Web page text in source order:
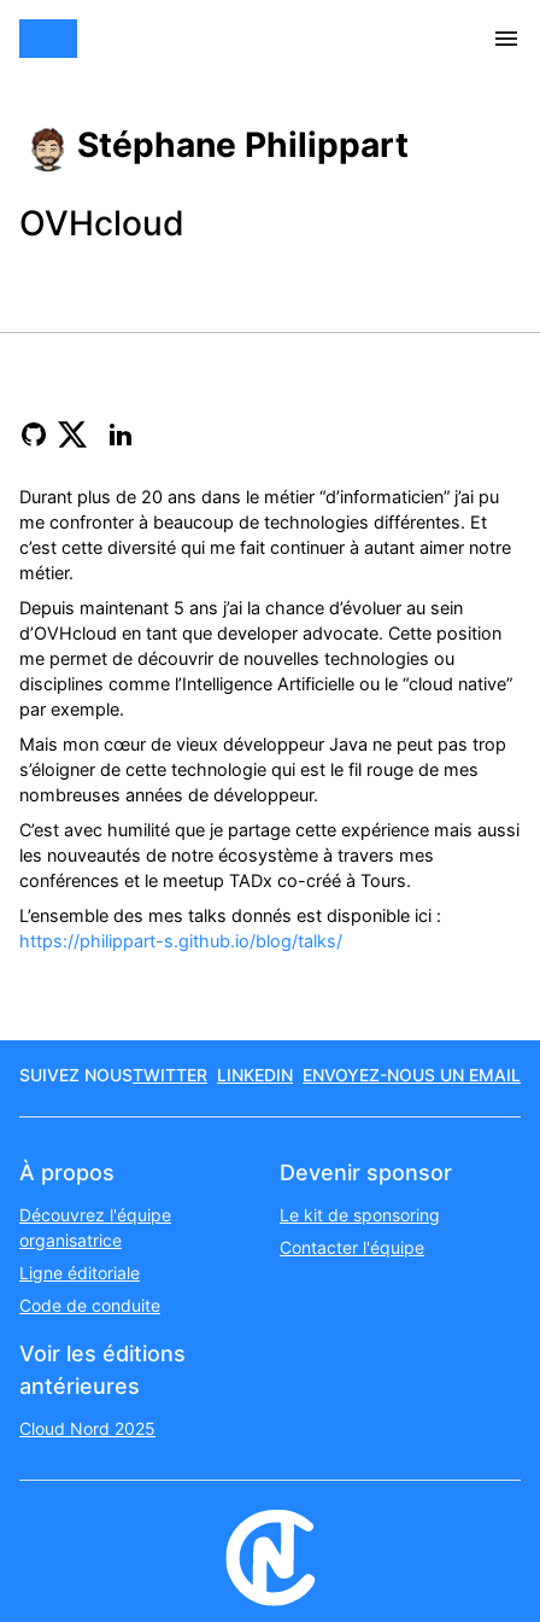
Stéphane Philippart
OVHcloud
Durant plus de 20 ans dans le métier “d’informaticien” j’ai pu
me confronter à beaucoup de technologies différentes. Et
c’est cette diversité qui me fait continuer à autant aimer notre
métier.
Depuis maintenant 5 ans j’ai la chance d’évoluer au sein
d’OVHcloud en tant que developer advocate. Cette position
me permet de découvrir de nouvelles technologies ou
disciplines comme l’Intelligence Artificielle ou le “cloud native”
par exemple.
Mais mon cœur de vieux développeur Java ne peut pas trop
s’éloigner de cette technologie qui est le fil rouge de mes
nombreuses années de développeur.
C’est avec humilité que je partage cette expérience mais aussi
les nouveautés de notre écosystème à travers mes
conférences et le meetup TADx co-créé à Tours.
L’ensemble des mes talks donnés est disponible ici :
https://philippart-s.github.io/blog/talks/
SUIVEZ NOUSTWITTER LINKEDIN ENVOYEZ-NOUS UN EMAIL
À propos
Découvrez l'équipe
organisatrice
Ligne éditoriale
Code de conduite
Devenir sponsor
Le kit de sponsoring
Contacter l'équipe
Voir les éditions
antérieures
Cloud Nord 2025